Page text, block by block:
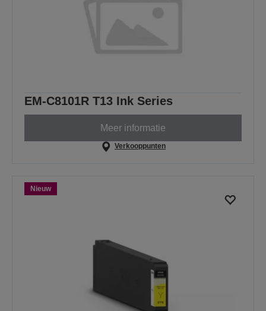
EM-C8101R T13 Ink Series
Meer informatie
Verkooppunten
Nieuw